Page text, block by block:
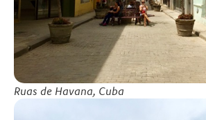
Ruas de Havana, Cuba